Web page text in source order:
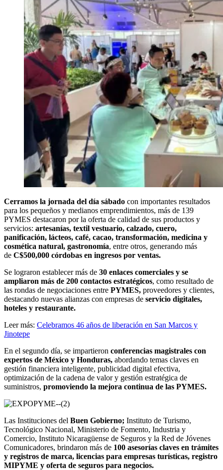
Cerramos la jornada del día sábado con importantes resultados
para los pequeños y medianos emprendimientos, más de 139
PYMES destacaron por la oferta de calidad de sus productos y
servicios: artesanías, textil vestuario, calzado, cuero,
panificación, lácteos, café, cacao, transformación, medicina y
cosmética natural, gastronomía, entre otros, generando más
de C$500,000 córdobas en ingresos por ventas.
Se lograron establecer más de 30 enlaces comerciales y se
ampliaron más de 200 contactos estratégicos, como resultado de
las rondas de negociaciones entre PYMES, proveedores y clientes,
destacando nuevas alianzas con empresas de servicio digitales,
hoteles y restaurante.
Leer más: Celebramos 46 años de liberación en San Marcos y
Jinotepe
En el segundo día, se impartieron conferencias magistrales con
expertos de México y Honduras, abordando temas claves en
gestión financiera inteligente, publicidad digital efectiva,
optimización de la cadena de valor y gestión estratégica de
suministros, promoviendo la mejora continua de las PYMES.
Las Instituciones del Buen Gobierno; Instituto de Turismo,
Tecnológico Nacional, Ministerio de Fomento, Industria y
Comercio, Instituto Nicaragüense de Seguros y la Red de Jóvenes
Comunicadores, brindaron más de 100 asesorías claves en trámites
y registros de marca, licencias para empresas turísticas, registro
MIPYME y oferta de seguros para negocios.